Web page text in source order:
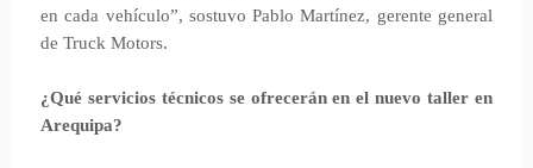
en cada vehículo”, sostuvo Pablo Martínez, gerente general
de Truck Motors.
¿Qué servicios técnicos se ofrecerán en el nuevo taller en
Arequipa?